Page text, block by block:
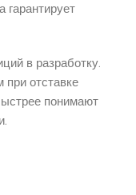
гарантирует
в разработку.
отставке
понимают